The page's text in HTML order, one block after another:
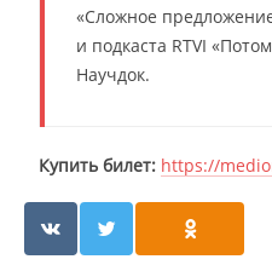
«Сложное
и подкаста RTVI
Научдок .
Купить билет: https://